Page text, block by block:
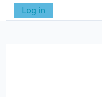
تبديل إدخال البحث
Log in